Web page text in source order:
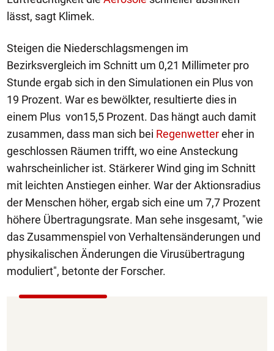
lässt, sagt Klimek.
Steigen die Niederschlagsmengen im
Bezirksvergleich im Schnitt um 0,21 Millimeter pro
Stunde ergab sich in den Simulationen ein Plus von
19 Prozent. War es bewölkter, resultierte dies in
einem Plus von15,5 Prozent. Das hängt auch damit
zusammen, dass man sich bei Regenwettereher in
geschlossen Räumen trifft, wo eine Ansteckung
wahrscheinlicher ist. Stärkerer Wind ging im Schnitt
mit leichten Anstiegen einher. War der Aktionsradius
der Menschen höher, ergab sich eine um 7,7 Prozent
höhere Übertragungsrate. Man sehe insgesamt, "wie
das Zusammenspiel von Verhaltensänderungen und
physikalischen Änderungen die Virusübertragung
moduliert", betonte der Forscher.